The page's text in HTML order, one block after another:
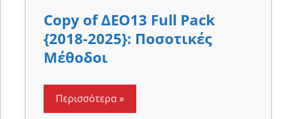
Copy of ΔΕΟ13 Full Pack
{2018-2025}: Ποσοτικές
Μέθοδοι
Full
Pack
{2018-
2025}:
Ποσοτικές
Περισσότερα »